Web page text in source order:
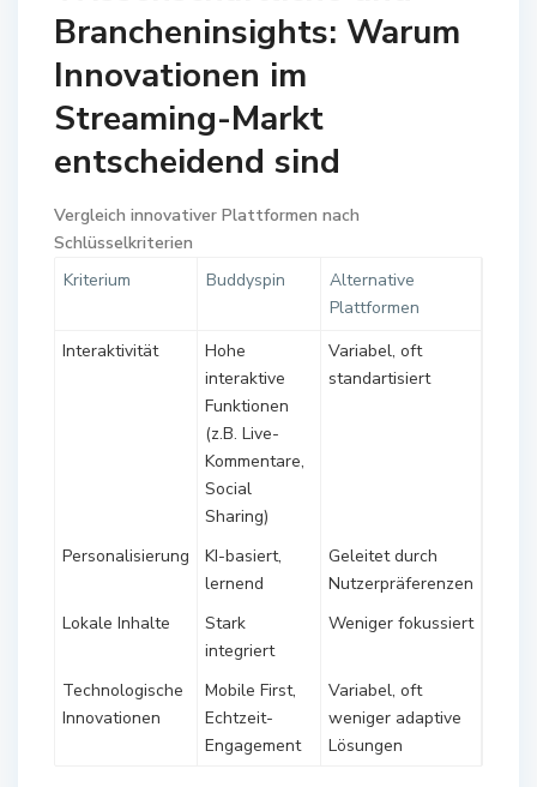
Brancheninsights: Warum
Innovationen im
Streaming-Markt
entscheidend sind
Vergleich innovativer Plattformen nach
Schlüsselkriterien
Kriterium
Buddyspin
Alternative
Plattformen
Interaktivität
Hohe
interaktive
Funktionen
(z.B. Live-
Kommentare,
Social
Sharing)
Variabel, oft
standartisiert
Personalisierung
KI-basiert,
lernend
Geleitet durch
Nutzerpräferenzen
Lokale Inhalte
Stark
integriert
Weniger fokussiert
Technologische
Innovationen
Mobile First,
Echtzeit-
Engagement
Variabel, oft
weniger adaptive
Lösungen